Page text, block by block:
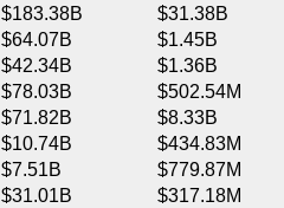
$183.38B
$31.38B
$64.07B
$1.45B
$42.34B
$1.36B
$78.03B
$502.54M
$71.82B
$8.33B
$10.74B
$434.83M
$7.51B
$779.87M
$31.01B $317.18M